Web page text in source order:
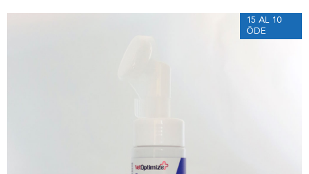
15 AL 10
ÖDE